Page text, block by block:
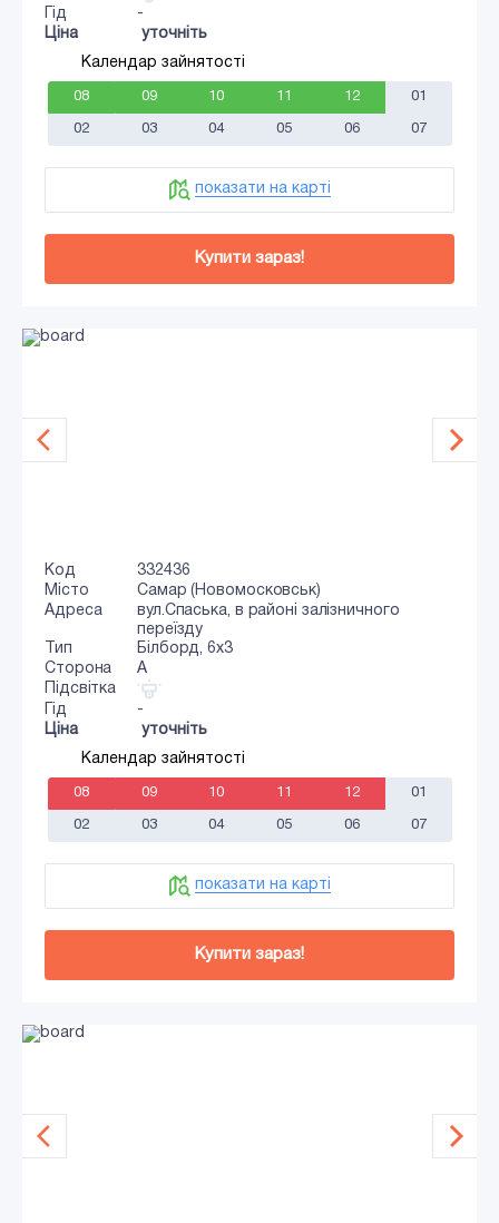
Гід
-
Ціна
уточніть
Календар зайнятості
08 09 10 11 12 01
02 03 04 05 06 07
показати на карті
Купити зараз!
Код
332436
Місто
Самар (Новомосковськ)
Адреса
вул.Спаська, в районі залізничного
переїзду
Тип
Білборд, 6х3
Сторона
A
Підсвітка
Гід
-
Ціна
уточніть
Календар зайнятості
08 09 10 11 12 01
02 03 04 05 06 07
показати на карті
Купити зараз!